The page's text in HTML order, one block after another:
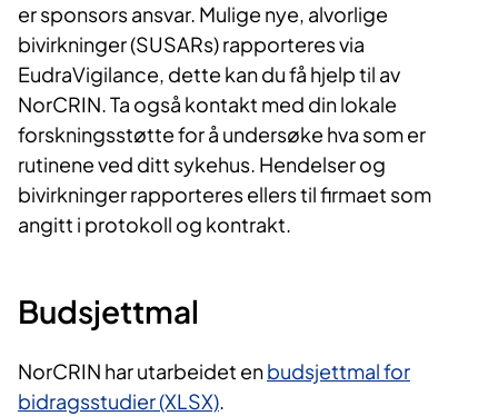
er sponsors ansvar. Mulige nye, alvorlige
bivirkninger (SUSARs) rapporteres via
EudraVigilance, dette kan du få hjelp til av
NorCRIN. Ta også kontakt med din lokale
forskningsstøtte for å undersøke hva som er
rutinene ved ditt sykehus. Hendelser og
bivirkninger rapporteres ellers til firmaet som
angitt i protokoll og kontrakt.
Budsjettmal
NorCRIN har utarbeidet enbudsjettmal for
bidragsstudier (XLSX).